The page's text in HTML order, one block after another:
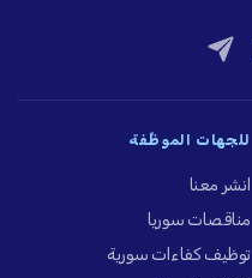
للجهات الموظِّفة
انشر معنا
مناقصات سوريا
توظيف كفاءات سورية